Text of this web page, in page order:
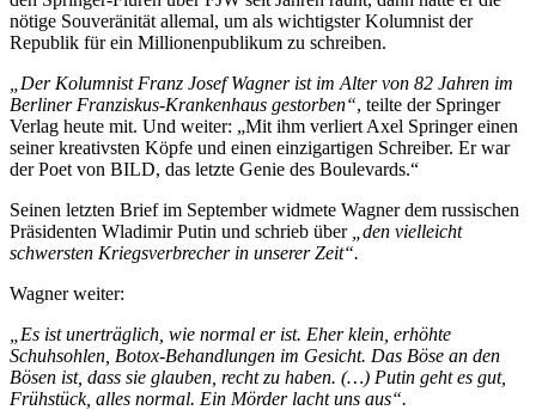
nötige Souveränität allemal, um als wichtigster Kolumnist der
Republik für ein Millionenpublikum zu schreiben.
„Der Kolumnist Franz Josef Wagner ist im Alter von 82 Jahren im
Berliner Franziskus-Krankenhaus gestorben“, teilte der Springer
Verlag heute mit. Und weiter: „Mit ihm verliert Axel Springer einen
seiner kreativsten Köpfe und einen einzigartigen Schreiber. Er war
der Poet von BILD, das letzte Genie des Boulevards.“
Seinen letzten Brief im September widmete Wagner dem russischen
Präsidenten Wladimir Putin und schrieb über
„den vielleicht
schwersten Kriegsverbrecher in unserer Zeit“.
Wagner weiter:
„Es ist unerträglich, wie normal er ist. Eher klein, erhöhte
Schuhsohlen, Botox-Behandlungen im Gesicht. Das Böse an den
Bösen ist, dass sie glauben, recht zu haben. (…) Putin geht es gut,
Frühstück, alles normal. Ein Mörder lacht uns aus“.